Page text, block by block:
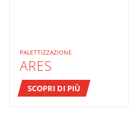
PALETTIZZAZIONE
ARES
SCOPRI DI PIÙ